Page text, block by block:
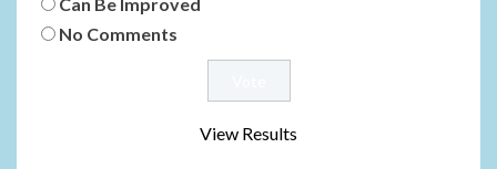
No Comments
View Results